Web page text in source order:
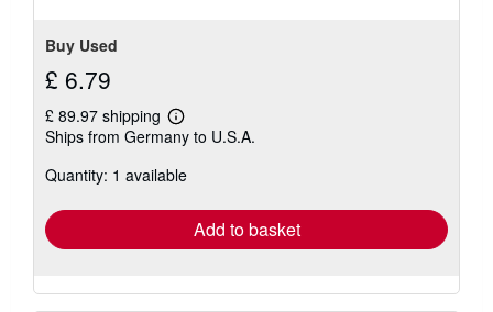
Buy Used
£ 6.79
£ 89.97 shipping
Learn
more
shipping
Ships from Germany to U.S.A.
Quantity: 1 available
Add to basket